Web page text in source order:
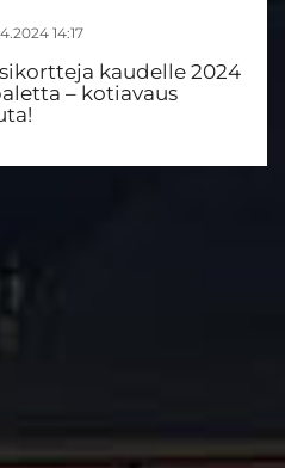
14:17
kaudelle 2024
– kotiavaus